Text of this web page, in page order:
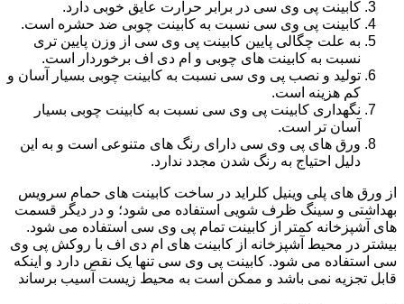
کابینت پی وی سی در برابر حرارت عایق خوبی دارد.
کابینت پی وی سی نسبت به کابینت چوبی ضد حشره است.
به علت چگالی پایین کابینت پی وی سی از وزن پایین تری
نسبت به کابینت های چوبی و ام دی اف برخوردار است.
تولید و نصب پی وی سی نسبت به کابینت چوبی بسیار آسان و
کم هزینه است.
نگهداری کابینت پی وی سی نسبت به کابینت چوبی بسیار
آسان تر است.
ورق های پی وی سی دارای رنگ های متنوعی است و به این
دلیل احتیاج به رنگ شدن مجدد ندارد.
از ورق های پلی وینیل کلراید در ساخت کابینت های حمام سرویس
بهداشتی و سینگ ظرف شویی استفاده می شود؛ و در دیگر قسمت
های آشپزخانه کمتر از کابینت تمام پی وی سی استفاده می شود.
بیشتر در محیط آشپزخانه از کابینت های ام دی اف با روکش پی وی
سی استفاده می شود. کابینت پی وی سی تنها یک نقص دارد و اینکه
قابل تجزیه نمی باشد و ممکن است به محیط زیست آسیب برساند